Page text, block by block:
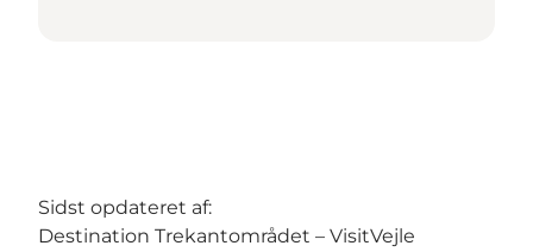
Sidst opdateret af:
Destination Trekantområdet – VisitVejle